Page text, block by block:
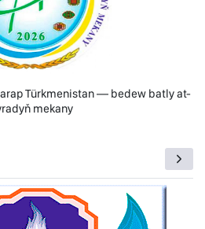
Türkmenistan — bedew batly at-
mekany